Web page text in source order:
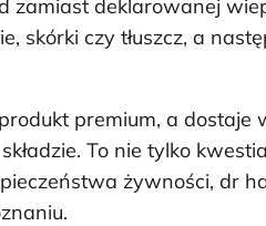
zamiast deklarowanej
skórki czy tłuszcz, a
premium, a
To nie tylko
żywności, dr